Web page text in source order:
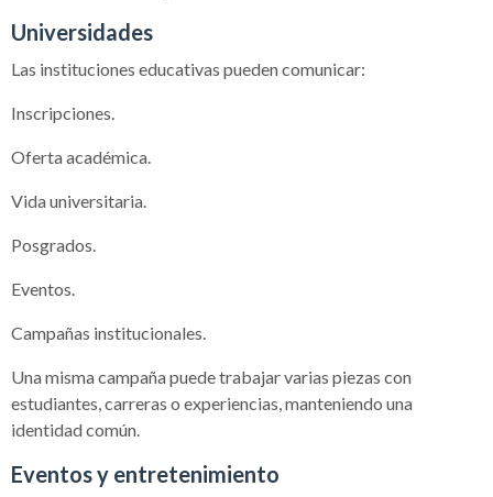
Universidades
Las instituciones educativas pueden comunicar:
Inscripciones.
Oferta académica.
Vida universitaria.
Posgrados.
Eventos.
Campañas institucionales.
Una misma campaña puede trabajar varias piezas con
estudiantes, carreras o experiencias, manteniendo una
identidad común.
Eventos y entretenimiento